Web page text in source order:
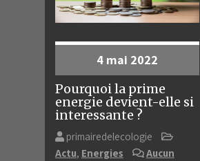
4 mai 2022
Pourquoi la prime
energie devient-elle si
interessante ?
primairedelecologie
Actu, Energies
Aucun